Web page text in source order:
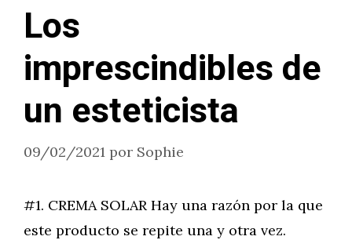
Los
imprescindibles de
un esteticista
09/02/2021 por Sophie
#1. CREMA SOLAR Hay una razón por la que
este producto se repite una y otra vez.